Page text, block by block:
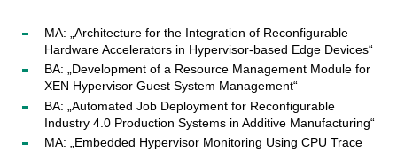
MA: „Architecture for the Integration of Reconfigurable
Hardware Accelerators in Hypervisor-based Edge Devices“
BA: „Development of a Resource Management Module for
XEN Hypervisor Guest System Management“
BA: „Automated Job Deployment for Reconfigurable
Industry 4.0 Production Systems in Additive Manufacturing“
MA: „Embedded Hypervisor Monitoring Using CPU Trace